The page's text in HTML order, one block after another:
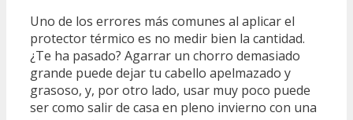
Uno de los errores más comunes al aplicar el
protector térmico es no medir bien la cantidad.
¿Te ha pasado? Agarrar un chorro demasiado
grande puede dejar tu cabello apelmazado y
grasoso, y, por otro lado, usar muy poco puede
ser como salir de casa en pleno invierno con una